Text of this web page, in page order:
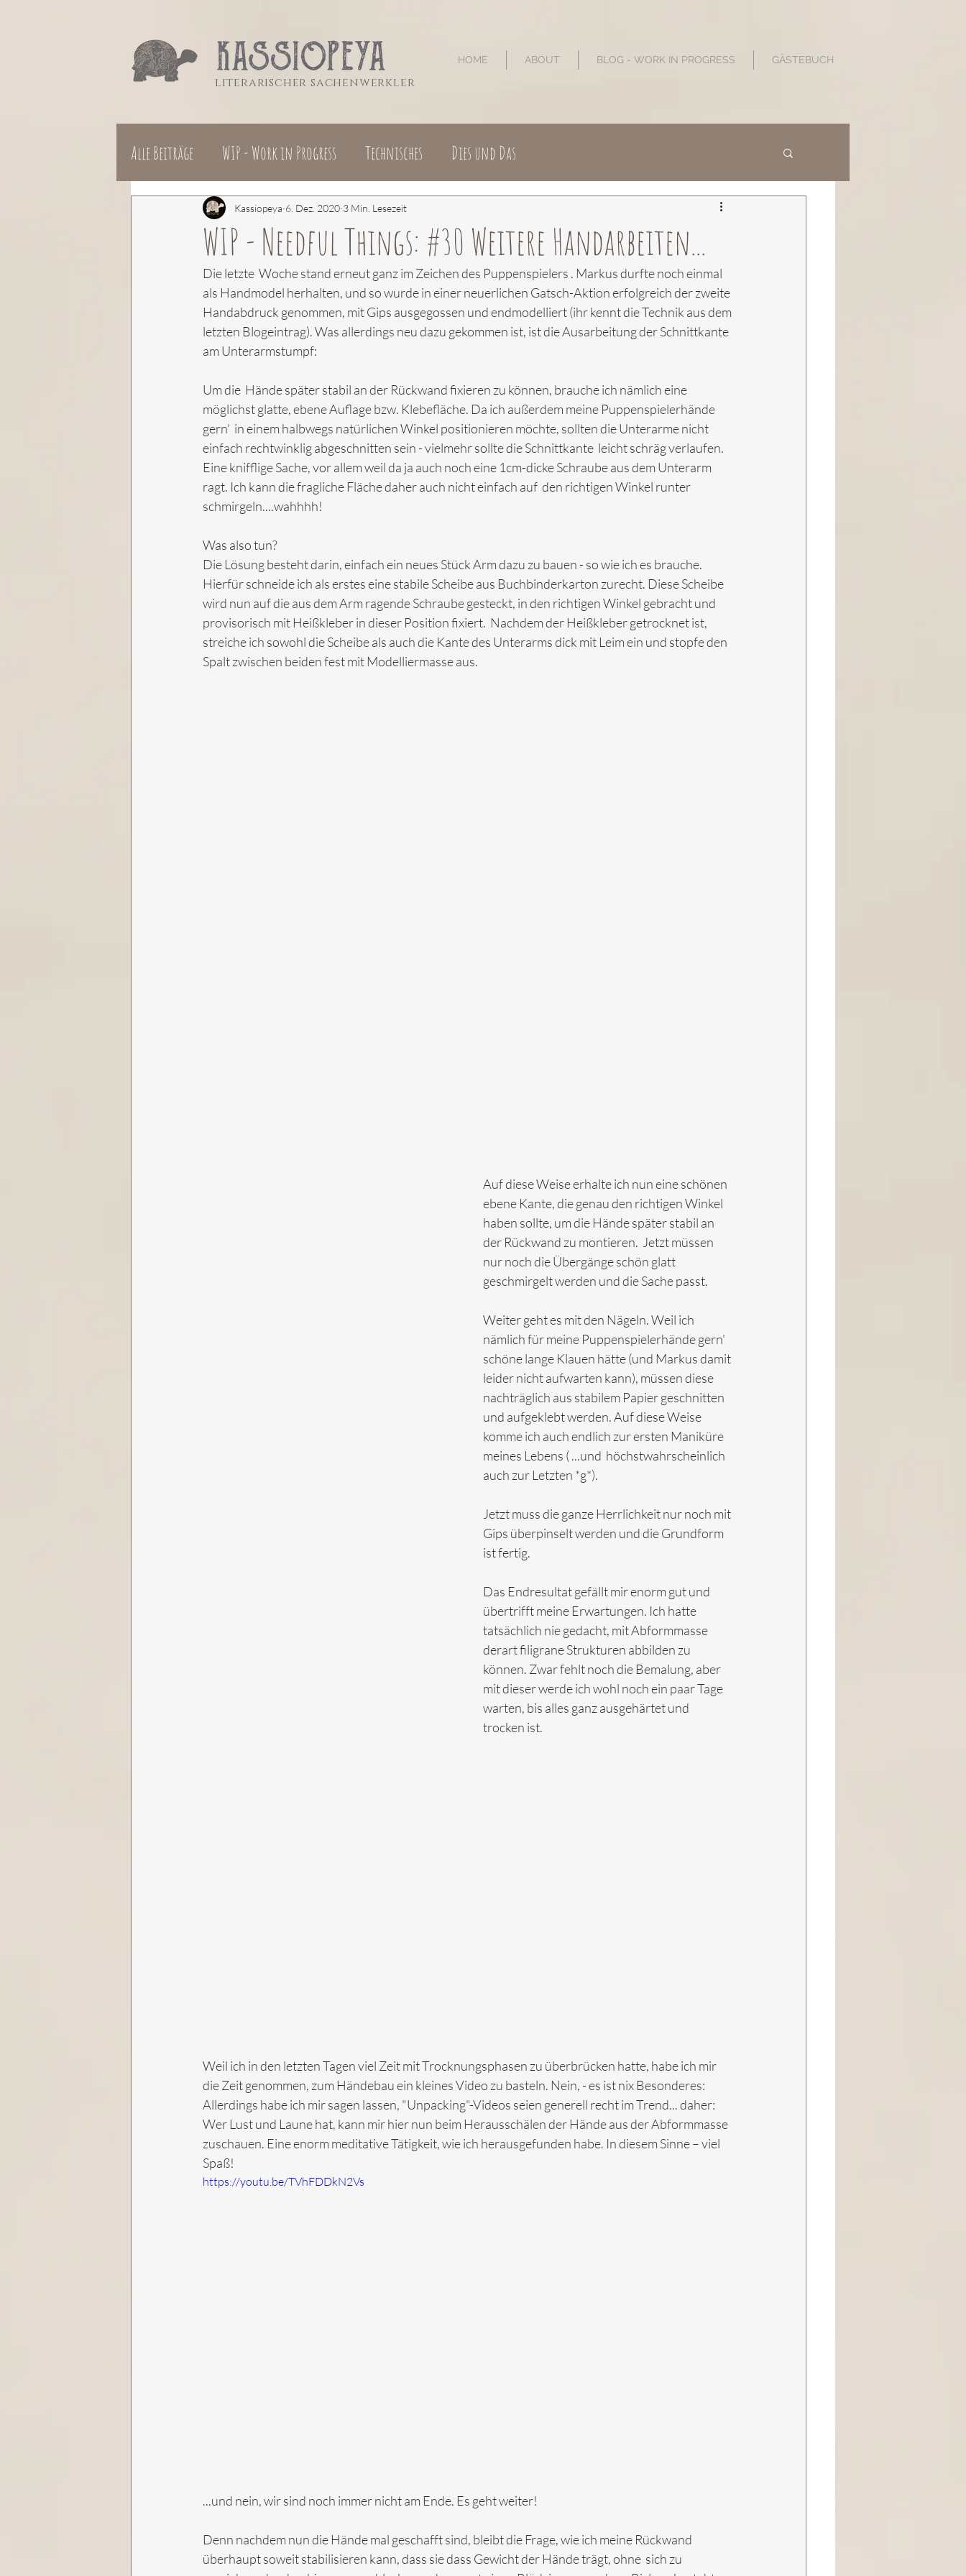
HOME ABOUT BLOG - WORK IN PROGRESS GÄSTEBUCH
literarischer sachenwerkler
Alle Beiträge WIP - Work in Progress Technisches Dies und Das
WIP - Needful Things: #30 Weitere Handarbeiten...
Kassiopeya 6. Dez. 2020 3 Min. Lesezeit
Die letzte  Woche stand erneut ganz im Zeichen des Puppenspielers . Markus durfte noch einmal
als Handmodel herhalten, und so wurde in einer neuerlichen Gatsch-Aktion erfolgreich der zweite
Handabdruck genommen, mit Gips ausgegossen und endmodelliert (ihr kennt die Technik aus dem
letzten Blogeintrag). Was allerdings neu dazu gekommen ist, ist die Ausarbeitung der Schnittkante
am Unterarmstumpf:
Um die  Hände später stabil an der Rückwand fixieren zu können, brauche ich nämlich eine
möglichst glatte, ebene Auflage bzw. Klebefläche. Da ich außerdem meine Puppenspielerhände
gern'  in einem halbwegs natürlichen Winkel positionieren möchte, sollten die Unterarme nicht
einfach rechtwinklig abgeschnitten sein - vielmehr sollte die Schnittkante  leicht schräg verlaufen.
Eine knifflige Sache, vor allem weil da ja auch noch eine 1cm-dicke Schraube aus dem Unterarm
ragt. Ich kann die fragliche Fläche daher auch nicht einfach auf  den richtigen Winkel runter
schmirgeln....wahhhh!
Was also tun?
Die Lösung besteht darin, einfach ein neues Stück Arm dazu zu bauen - so wie ich es brauche.
Hierfür schneide ich als erstes eine stabile Scheibe aus Buchbinderkarton zurecht. Diese Scheibe
wird nun auf die aus dem Arm ragende Schraube gesteckt, in den richtigen Winkel gebracht und
provisorisch mit Heißkleber in dieser Position fixiert.  Nachdem der Heißkleber getrocknet ist,
streiche ich sowohl die Scheibe als auch die Kante des Unterarms dick mit Leim ein und stopfe den
Spalt zwischen beiden fest mit Modelliermasse aus.
Auf diese Weise erhalte ich nun eine schönen
ebene Kante, die genau den richtigen Winkel
haben sollte, um die Hände später stabil an
der Rückwand zu montieren.  Jetzt müssen
nur noch die Übergänge schön glatt
geschmirgelt werden und die Sache passt.
Weiter geht es mit den Nägeln. Weil ich
nämlich für meine Puppenspielerhände gern'
schöne lange Klauen hätte (und Markus damit
leider nicht aufwarten kann), müssen diese
nachträglich aus stabilem Papier geschnitten
und aufgeklebt werden. Auf diese Weise
komme ich auch endlich zur ersten Maniküre
meines Lebens ( ...und  höchstwahrscheinlich
auch zur Letzten *g*).
Jetzt muss die ganze Herrlichkeit nur noch mit
Gips überpinselt werden und die Grundform
ist fertig.
Das Endresultat gefällt mir enorm gut und
übertrifft meine Erwartungen. Ich hatte
tatsächlich nie gedacht, mit Abformmasse
derart filigrane Strukturen abbilden zu
können. Zwar fehlt noch die Bemalung, aber
mit dieser werde ich wohl noch ein paar Tage
warten, bis alles ganz ausgehärtet und
trocken ist.
Weil ich in den letzten Tagen viel Zeit mit Trocknungsphasen zu überbrücken hatte, habe ich mir
die Zeit genommen, zum Händebau ein kleines Video zu basteln. Nein, - es ist nix Besonderes:
Allerdings habe ich mir sagen lassen, "Unpacking"-Videos seien generell recht im Trend... daher:
Wer Lust und Laune hat, kann mir hier nun beim Herausschälen der Hände aus der Abformmasse
zuschauen. Eine enorm meditative Tätigkeit, wie ich herausgefunden habe. In diesem Sinne – viel
Spaß!
https://youtu.be/TVhFDDkN2Vs
...und nein, wir sind noch immer nicht am Ende. Es geht weiter!
Denn nachdem nun die Hände mal geschafft sind, bleibt die Frage, wie ich meine Rückwand
überhaupt soweit stabilisieren kann, dass sie dass Gewicht der Hände trägt, ohne  sich zu